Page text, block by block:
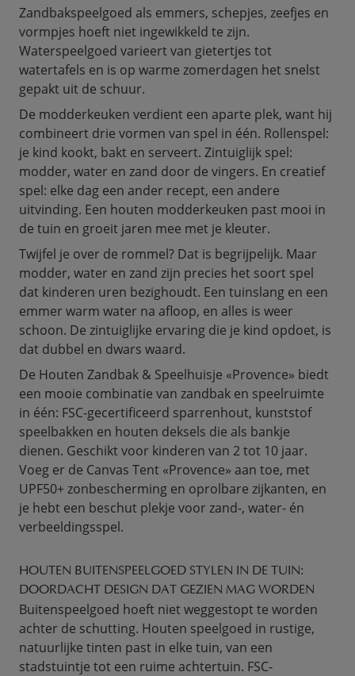
Zandbakspeelgoed als emmers, schepjes, zeefjes en
vormpjes hoeft niet ingewikkeld te zijn.
Waterspeelgoed varieert van gietertjes tot
watertafels en is op warme zomerdagen het snelst
gepakt uit de schuur.
De modderkeuken verdient een aparte plek, want hij
combineert drie vormen van spel in één. Rollenspel:
je kind kookt, bakt en serveert. Zintuiglijk spel:
modder, water en zand door de vingers. En creatief
spel: elke dag een ander recept, een andere
uitvinding. Een houten modderkeuken past mooi in
de tuin en groeit jaren mee met je kleuter.
Twijfel je over de rommel? Dat is begrijpelijk. Maar
modder, water en zand zijn precies het soort spel
dat kinderen uren bezighoudt. Een tuinslang en een
emmer warm water na afloop, en alles is weer
schoon. De zintuiglijke ervaring die je kind opdoet, is
dat dubbel en dwars waard.
De Houten Zandbak & Speelhuisje «Provence» biedt
een mooie combinatie van zandbak en speelruimte
in één: FSC-gecertificeerd sparrenhout, kunststof
speelbakken en houten deksels die als bankje
dienen. Geschikt voor kinderen van 2 tot 10 jaar.
Voeg er de Canvas Tent «Provence» aan toe, met
UPF50+ zonbescherming en oprolbare zijkanten, en
je hebt een beschut plekje voor zand-, water- én
verbeeldingsspel.
HOUTEN BUITENSPEELGOED STYLEN IN DE TUIN:
DOORDACHT DESIGN DAT GEZIEN MAG WORDEN
Buitenspeelgoed hoeft niet weggestopt te worden
achter de schutting. Houten speelgoed in rustige,
natuurlijke tinten past in elke tuin, van een
stadstuintje tot een ruime achtertuin. FSC-